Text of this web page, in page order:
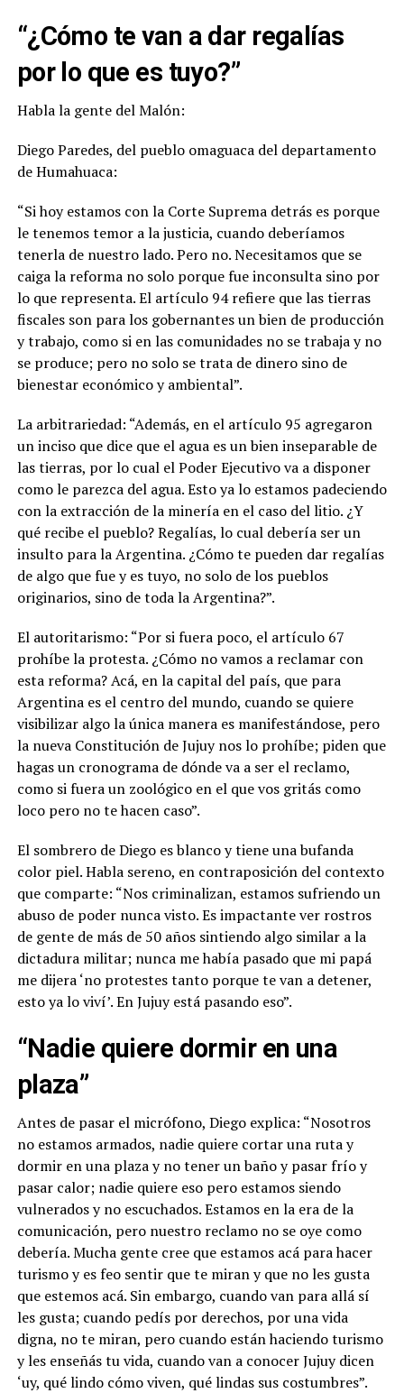
“¿Cómo te van a dar regalías
por lo que es tuyo?”
Habla la gente del Malón:
Diego Paredes, del pueblo omaguaca del departamento
de Humahuaca:
“Si hoy estamos con la Corte Suprema detrás es porque
le tenemos temor a la justicia, cuando deberíamos
tenerla de nuestro lado. Pero no. Necesitamos que se
caiga la reforma no solo porque fue inconsulta sino por
lo que representa. El artículo 94 refiere que las tierras
fiscales son para los gobernantes un bien de producción
y trabajo, como si en las comunidades no se trabaja y no
se produce; pero no solo se trata de dinero sino de
bienestar económico y ambiental”.
La arbitrariedad: “Además, en el artículo 95 agregaron
un inciso que dice que el agua es un bien inseparable de
las tierras, por lo cual el Poder Ejecutivo va a disponer
como le parezca del agua. Esto ya lo estamos padeciendo
con la extracción de la minería en el caso del litio. ¿Y
qué recibe el pueblo? Regalías, lo cual debería ser un
insulto para la Argentina. ¿Cómo te pueden dar regalías
de algo que fue y es tuyo, no solo de los pueblos
originarios, sino de toda la Argentina?”.
El autoritarismo: “Por si fuera poco, el artículo 67
prohíbe la protesta. ¿Cómo no vamos a reclamar con
esta reforma? Acá, en la capital del país, que para
Argentina es el centro del mundo, cuando se quiere
visibilizar algo la única manera es manifestándose, pero
la nueva Constitución de Jujuy nos lo prohíbe; piden que
hagas un cronograma de dónde va a ser el reclamo,
como si fuera un zoológico en el que vos gritás como
loco pero no te hacen caso”.
El sombrero de Diego es blanco y tiene una bufanda
color piel. Habla sereno, en contraposición del contexto
que comparte: “Nos criminalizan, estamos sufriendo un
abuso de poder nunca visto. Es impactante ver rostros
de gente de más de 50 años sintiendo algo similar a la
dictadura militar; nunca me había pasado que mi papá
me dijera ‘no protestes tanto porque te van a detener,
esto ya lo viví’. En Jujuy está pasando eso”.
“Nadie quiere dormir en una
plaza”
Antes de pasar el micrófono, Diego explica: “Nosotros
no estamos armados, nadie quiere cortar una ruta y
dormir en una plaza y no tener un baño y pasar frío y
pasar calor; nadie quiere eso pero estamos siendo
vulnerados y no escuchados. Estamos en la era de la
comunicación, pero nuestro reclamo no se oye como
debería. Mucha gente cree que estamos acá para hacer
turismo y es feo sentir que te miran y que no les gusta
que estemos acá. Sin embargo, cuando van para allá sí
les gusta; cuando pedís por derechos, por una vida
digna, no te miran, pero cuando están haciendo turismo
y les enseñás tu vida, cuando van a conocer Jujuy dicen
‘uy, qué lindo cómo viven, qué lindas sus costumbres”.